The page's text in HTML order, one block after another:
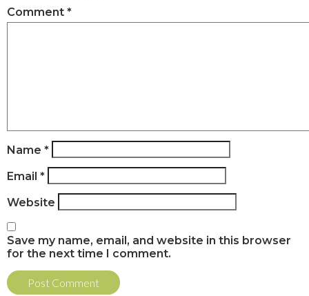
Comment *
Name *
Email *
Website
Save my name, email, and website in this browser
for the next time I comment.